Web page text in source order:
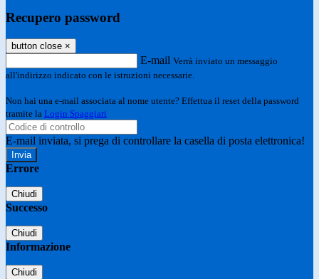
Recupero password
button close ×
E-mail Verrà inviato un messaggio
all'indirizzo indicato con le istruzioni necessarie.
Non hai una e-mail associata al nome utente? Effettua il reset della password
tramite la Login Spaggiari
E-mail inviata, si prega di controllare la casella di posta elettronica!
Errore
Chiudi
Successo
Chiudi
Informazione
Chiudi